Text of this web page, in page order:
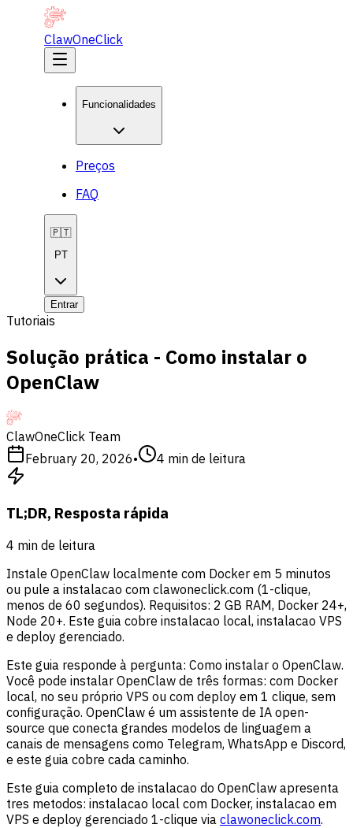
ClawOneClick
Funcionalidades
Preços
FAQ
🇵🇹
PT
Entrar
Tutoriais
Solução prática - Como instalar o
OpenClaw
ClawOneClick Team
February 20, 2026• 4 min de leitura
TL;DR, Resposta rápida
4 min de leitura
Instale OpenClaw localmente com Docker em 5 minutos
ou pule a instalacao com clawoneclick.com (1-clique,
menos de 60 segundos). Requisitos: 2 GB RAM, Docker 24+,
Node 20+. Este guia cobre instalacao local, instalacao VPS
e deploy gerenciado.
Este guia responde à pergunta: Como instalar o OpenClaw.
Você pode instalar OpenClaw de três formas: com Docker
local, no seu próprio VPS ou com deploy em 1 clique, sem
configuração. OpenClaw é um assistente de IA open-
source que conecta grandes modelos de linguagem a
canais de mensagens como Telegram, WhatsApp e Discord,
e este guia cobre cada caminho.
Este guia completo de instalacao do OpenClaw apresenta
tres metodos: instalacao local com Docker, instalacao em
VPS e deploy gerenciado 1-clique via clawoneclick.com.